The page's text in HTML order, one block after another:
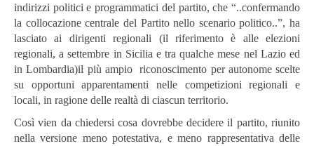
indirizzi politici e programmatici del partito, che “..confermando
la collocazione centrale del Partito nello scenario politico..”, ha
lasciato ai dirigenti regionali (il riferimento è alle elezioni
regionali, a settembre in Sicilia e tra qualche mese nel Lazio ed
in Lombardia)il più ampio riconoscimento per autonome scelte
su opportuni apparentamenti nelle competizioni regionali e
locali, in ragione delle realtà di ciascun territorio.
Così vien da chiedersi cosa dovrebbe decidere il partito, riunito
nella versione meno potestativa, e meno rappresentativa delle